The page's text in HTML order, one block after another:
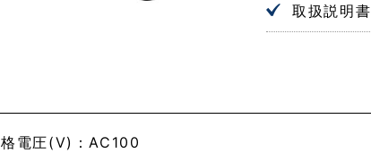
取扱説明書
電圧(V)：AC100